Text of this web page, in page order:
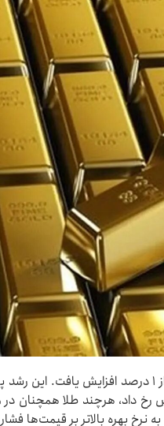
براساس گزارش رویترز، قیمت طلا در روز جمعه بیش از ۱ درصد
رخ داد، هرچند طلا همچنان
نرخ بهره بالاتر بر قیمت‌ها